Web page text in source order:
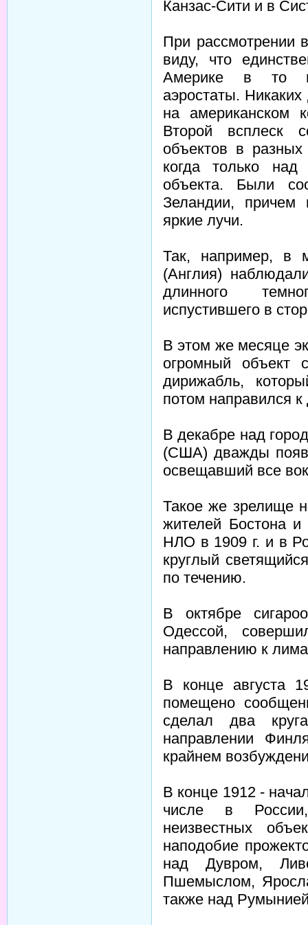
Канзас-Сити и в
При рассмотрении
виду, что
Америке в то
аэростаты.
на американском
Второй всплеск
объектов в
когда только
объекта. Были
Зеландии, причем
яркие лучи.
Так, например, в
(Англия)
длинного
испустившего в
В этом же месяце
огромный объект
дирижабль,
потом направился к
В декабре над
(США) дважды
освещавший все
Такое же зрелище
жителей Бостона
НЛО в 1909 г. и в
круглый
по течению.
В октябре
Одессой,
направлению к
В конце августа
помещено
сделал два
направлении
крайнем
В конце 1912 -
числе в
неизвестных
наподобие
над Дувром,
Пшемыслом,
также над